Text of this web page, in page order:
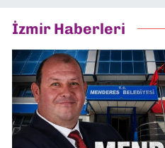
İzmir Haberleri